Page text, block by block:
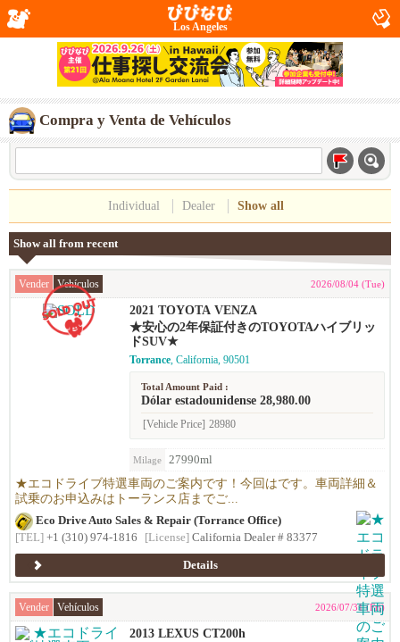
Los Angeles
Compra y Venta de Vehículos
Individual Dealer Show all
Show all from recent
Vender Vehículos 2026/08/04 (Tue)
2021 TOYOTA VENZA
★安心の2年保証付きのTOYOTAハイブリッ
ドSUV★
Torrance, California, 90501
Total Amount Paid :
Dólar estadounidense 28,980.00
[Vehicle Price] 28980
Milage 27990ml
★エコドライブ特選車両のご案内です！今回はです。車両詳細＆
試乗のお申込みはトーランス店までご...
Eco Drive Auto Sales & Repair (Torrance Office)
[TEL] +1 (310) 974-1816 [License] California Dealer # 83377
Details
Vender Vehículos 2026/07/31 (Fri)
2013 LEXUS CT200h